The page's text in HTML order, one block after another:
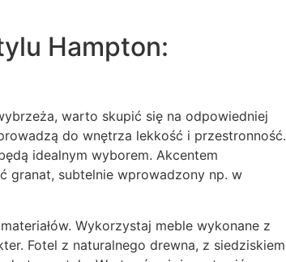
Hampton:
warto skupić się na odpowiedniej
do wnętrza lekkość i przestronność.
idealnym wyborem. Akcentem
granat, subtelnie wprowadzony np. w
Wykorzystaj meble wykonane z
Fotel z naturalnego drewna, z siedziskiem